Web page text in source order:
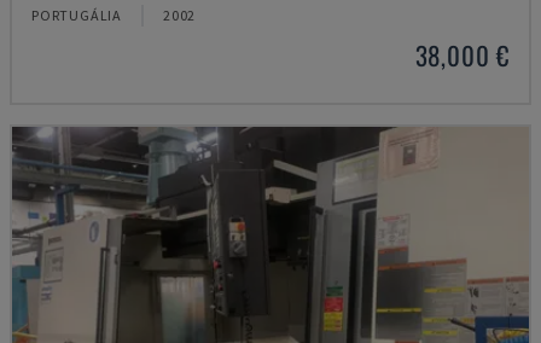
PORTUGÁLIA 2002
38,000 €